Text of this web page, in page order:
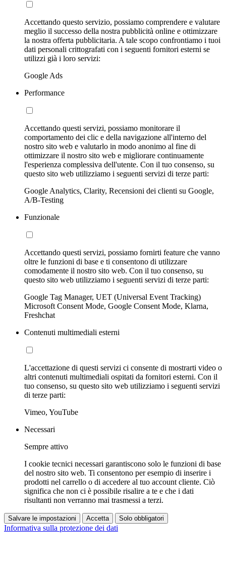
Accettando questo servizio, possiamo comprendere e valutare
meglio il successo della nostra pubblicità online e ottimizzare
la nostra offerta pubblicitaria. A tale scopo confrontiamo i tuoi
dati personali crittografati con i seguenti fornitori esterni se
utilizzi già i loro servizi:
Google Ads
Performance
Accettando questi servizi, possiamo monitorare il
comportamento dei clic e della navigazione all'interno del
nostro sito web e valutarlo in modo anonimo al fine di
ottimizzare il nostro sito web e migliorare continuamente
l'esperienza complessiva dell'utente. Con il tuo consenso, su
questo sito web utilizziamo i seguenti servizi di terze parti:
Google Analytics, Clarity, Recensioni dei clienti su Google,
A/B-Testing
Funzionale
Accettando questi servizi, possiamo fornirti feature che vanno
oltre le funzioni di base e ti consentono di utilizzare
comodamente il nostro sito web. Con il tuo consenso, su
questo sito web utilizziamo i seguenti servizi di terze parti:
Google Tag Manager, UET (Universal Event Tracking)
Microsoft Consent Mode, Google Consent Mode, Klarna,
Freshchat
Contenuti multimediali esterni
L'accettazione di questi servizi ci consente di mostrarti video o
altri contenuti multimediali ospitati da fornitori esterni. Con il
tuo consenso, su questo sito web utilizziamo i seguenti servizi
di terze parti:
Vimeo, YouTube
Necessari
Sempre attivo
I cookie tecnici necessari garantiscono solo le funzioni di base
del nostro sito web. Ti consentono per esempio di inserire i
prodotti nel carrello o di accedere al tuo account cliente. Ciò
significa che non ci è possibile risalire a te e che i dati
risultanti non verranno mai trasmessi a terzi.
Salvare le impostazioni Accetta Solo obbligatori
Informativa sulla protezione dei dati